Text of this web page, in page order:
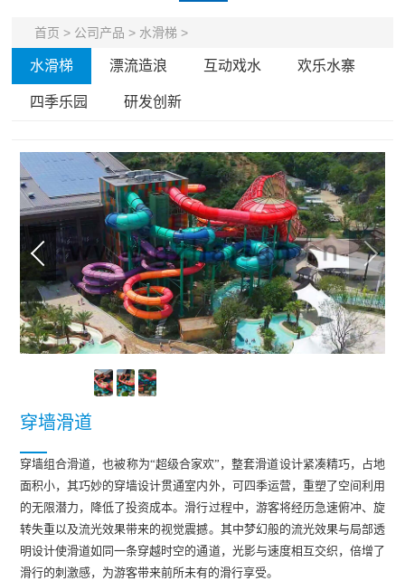
首页 > 公司产品 > 水滑梯 >
水滑梯 漂流造浪 互动戏水 欢乐水寨
四季乐园 研发创新
穿墙滑道
穿墙组合滑道，也被称为“超级合家欢”，整套滑道设计紧凑精巧，占地
面积小，其巧妙的穿墙设计贯通室内外，可四季运营，重塑了空间利用
的无限潜力，降低了投资成本。滑行过程中，游客将经历急速俯冲、旋
转失重以及流光效果带来的视觉震撼。其中梦幻般的流光效果与局部透
明设计使滑道如同一条穿越时空的通道，光影与速度相互交织，倍增了
滑行的刺激感，为游客带来前所未有的滑行享受。